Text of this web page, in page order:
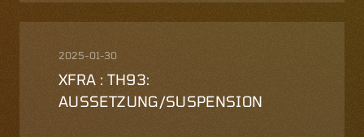
2025-01-30
XFRA : TH93:
AUSSETZUNG/SUSPENSION